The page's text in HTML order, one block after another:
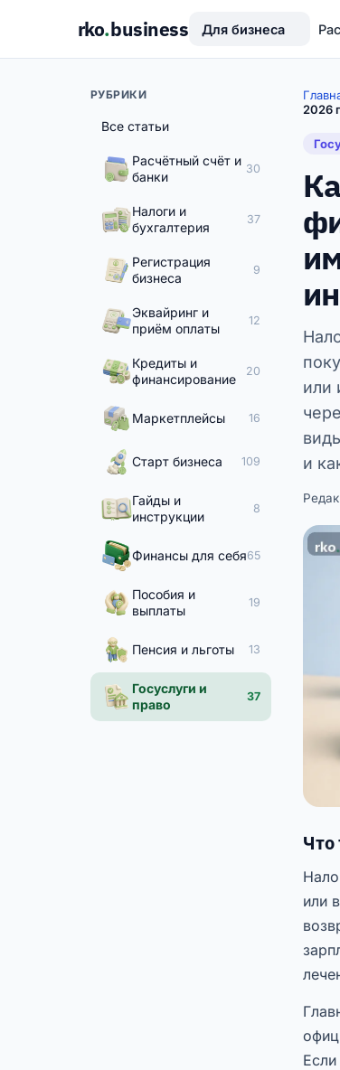
rko.business Для бизнеса
РУБРИКИ
Все статьи
Расчётный счёт и
банки
30
Налоги и
бухгалтерия
37
Регистрация
бизнеса
9
Эквайринг и
приём оплаты
12
Кредиты и
финансирование
20
Маркетплейсы 16
Старт бизнеса 109
Гайды и
инструкции
8
Финансы для себя65
Пособия и
выплаты
19
Пенсия и льготы 13
Госуслуги и
право
37
2026
или
и
Что
или